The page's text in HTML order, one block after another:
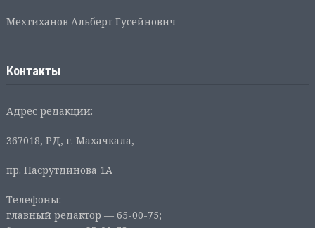
Мехтиханов Альберт Гусейнович
Контакты
Адрес редакции:
367018, РД, г. Махачкала,
пр. Насрутдинова 1А
Телефоны:
главный редактор — 65-00-75;